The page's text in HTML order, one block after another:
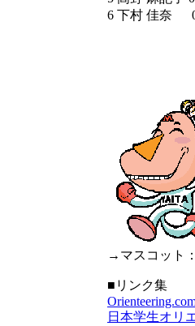
6 下村 佳奈
→マスコット
■リンク集
日本学生オリ